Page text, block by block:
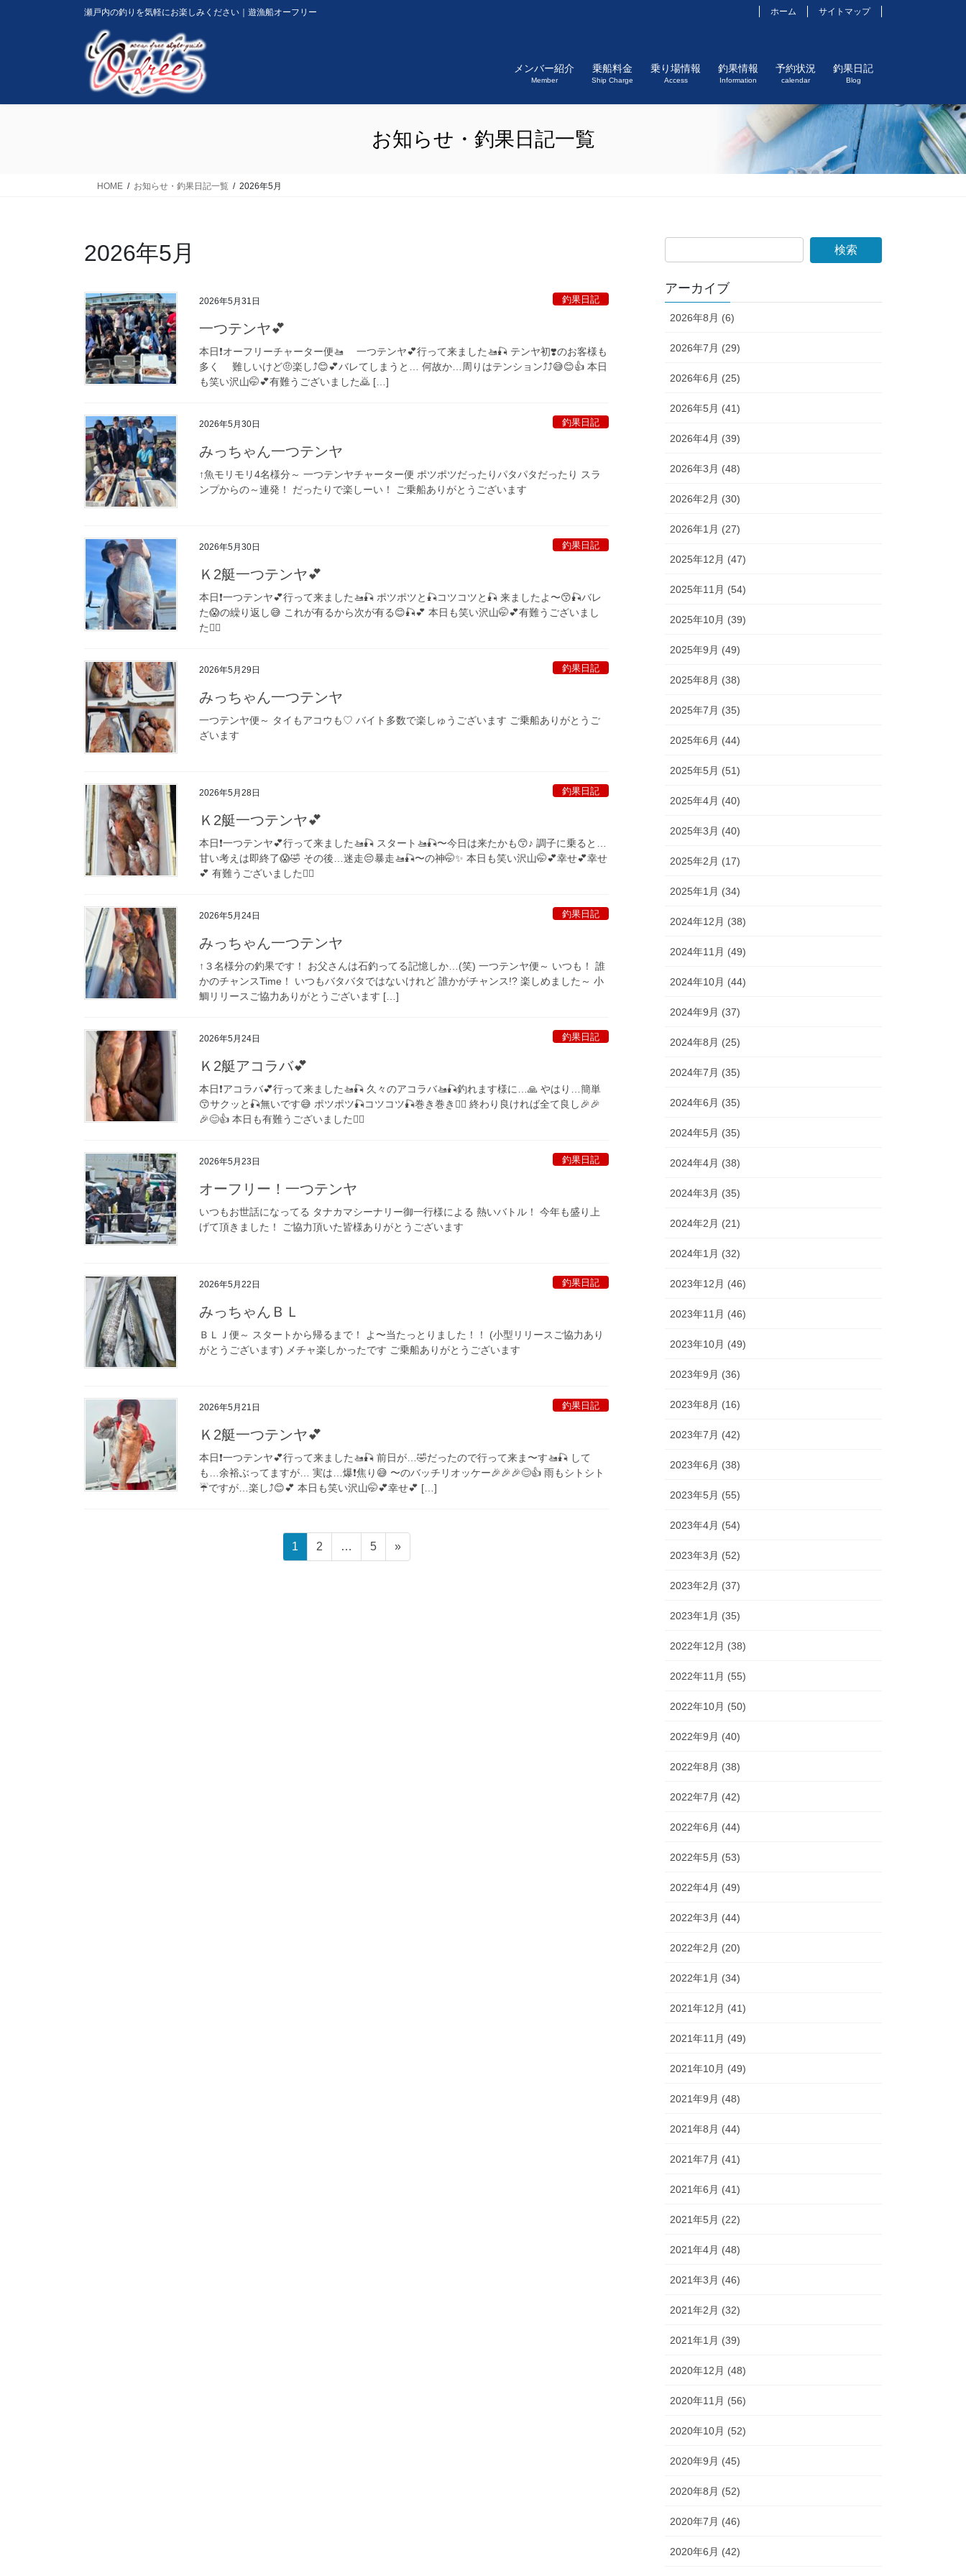
瀬戸内の釣りを気軽にお楽しみください｜遊漁船オーフリー ホーム サイトマップ
メンバー紹介
Member
乗船料金
Ship Charge
乗り場情報
Access
釣果情報
Information
予約状況
calendar
釣果日記
Blog
お知らせ・釣果日記一覧
HOME お知らせ・釣果日記一覧 2026年5月
2026年5月
2026年5月31日 釣果日記
一つテンヤ💕
本日❗️オーフリーチャーター便🚤 一つテンヤ💕行って来ました🚤🎣 テンヤ初❣️のお客様も
多く 難しいけど🤨楽し⤴︎😊💕バレてしまうと… 何故か…周りはテンション⤴︎⤴︎😅😊👍 本日
も笑い沢山🤭💕有難うございました🙇‍ […]
2026年5月30日 釣果日記
みっちゃん一つテンヤ
↑魚モリモリ4名様分～ 一つテンヤチャーター便 ポツポツだったりパタパタだったり スラ
ンプからの～連発！ だったりで楽しーい！ ご乗船ありがとうございます
2026年5月30日 釣果日記
Ｋ2艇一つテンヤ💕
本日❗️一つテンヤ💕行って来ました🚤🎣 ポツポツと🎣コツコツと🎣 来ましたよ〜😙🎣バレ
た😱の繰り返し😅 これが有るから次が有る😊🎣💕 本日も笑い沢山🤭💕有難うございまし
た🙇‍♀️
2026年5月29日 釣果日記
みっちゃん一つテンヤ
一つテンヤ便～ タイもアコウも♡ バイト多数で楽しゅうございます ご乗船ありがとうご
ざいます
2026年5月28日 釣果日記
Ｋ2艇一つテンヤ💕
本日❗️一つテンヤ💕行って来ました🚤🎣 スタート🚤🎣〜今日は来たかも😙♪ 調子に乗ると…
甘い考えは即終了😱🤣 その後…迷走😔暴走🚤🎣〜の神🤭✨ 本日も笑い沢山🤭💕幸せ💕幸せ
💕 有難うございました🙇‍♀️
2026年5月24日 釣果日記
みっちゃん一つテンヤ
↑３名様分の釣果です！ お父さんは石釣ってる記憶しか…(笑) 一つテンヤ便～ いつも！ 誰
かのチャンスTime！ いつもバタバタではないけれど 誰かがチャンス!? 楽しめました～ 小
鯛リリースご協力ありがとうございます […]
2026年5月24日 釣果日記
Ｋ2艇アコラバ💕
本日❗️アコラバ💕行って来ました🚤🎣 久々のアコラバ🚤🎣釣れます様に…🙏 やはり…簡単
😙サクッと🎣無いです😅 ポツポツ🎣コツコツ🎣巻き巻き🏋️‍♀️ 終わり良ければ全て良し🎉🎉
🎉😊👍 本日も有難うございました🙇‍♀️
2026年5月23日 釣果日記
オーフリー！一つテンヤ
いつもお世話になってる タナカマシーナリー御一行様による 熱いバトル！ 今年も盛り上
げて頂きました！ ご協力頂いた皆様ありがとうございます
2026年5月22日 釣果日記
みっちゃんＢＬ
ＢＬＪ便～ スタートから帰るまで！ よ〜当たっとりました！！ (小型リリースご協力あり
がとうございます) メチャ楽しかったです ご乗船ありがとうございます
2026年5月21日 釣果日記
Ｋ2艇一つテンヤ💕
本日❗️一つテンヤ💕行って来ました🚤🎣 前日が…🤣だったので行って来ま〜す🚤🎣 して
も…余裕ぶってますが… 実は…爆❗️焦り😅 〜のバッチリオッケー🎉🎉🎉😊👍 雨もシトシト
☔ですが…楽し⤴︎😊💕 本日も笑い沢山🤭💕幸せ💕 […]
ペ
ー
1
ペ
ー
2 …
ペ
ー
5 »
アーカイブ
2026年8月 (6)
2026年7月 (29)
2026年6月 (25)
2026年5月 (41)
2026年4月 (39)
2026年3月 (48)
2026年2月 (30)
2026年1月 (27)
2025年12月 (47)
2025年11月 (54)
2025年10月 (39)
2025年9月 (49)
2025年8月 (38)
2025年7月 (35)
2025年6月 (44)
2025年5月 (51)
2025年4月 (40)
2025年3月 (40)
2025年2月 (17)
2025年1月 (34)
2024年12月 (38)
2024年11月 (49)
2024年10月 (44)
2024年9月 (37)
2024年8月 (25)
2024年7月 (35)
2024年6月 (35)
2024年5月 (35)
2024年4月 (38)
2024年3月 (35)
2024年2月 (21)
2024年1月 (32)
2023年12月 (46)
2023年11月 (46)
2023年10月 (49)
2023年9月 (36)
2023年8月 (16)
2023年7月 (42)
2023年6月 (38)
2023年5月 (55)
2023年4月 (54)
2023年3月 (52)
2023年2月 (37)
2023年1月 (35)
2022年12月 (38)
2022年11月 (55)
2022年10月 (50)
2022年9月 (40)
2022年8月 (38)
2022年7月 (42)
2022年6月 (44)
2022年5月 (53)
2022年4月 (49)
2022年3月 (44)
2022年2月 (20)
2022年1月 (34)
2021年12月 (41)
2021年11月 (49)
2021年10月 (49)
2021年9月 (48)
2021年8月 (44)
2021年7月 (41)
2021年6月 (41)
2021年5月 (22)
2021年4月 (48)
2021年3月 (46)
2021年2月 (32)
2021年1月 (39)
2020年12月 (48)
2020年11月 (56)
2020年10月 (52)
2020年9月 (45)
2020年8月 (52)
2020年7月 (46)
2020年6月 (42)